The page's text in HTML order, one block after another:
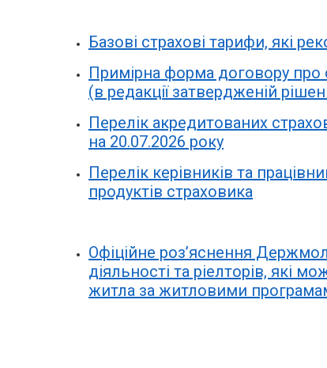
Базові страхові тарифи, які
Примірна форма договору про
(в редакції затвердженій
Перелік акредитованих
на 20.07.2026 року
Перелік керівників та
продуктів страховика
Офіційне роз’яснення
діяльності та ріелторів, які
житла за житловими